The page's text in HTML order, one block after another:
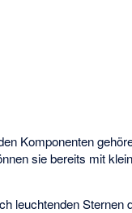
Komponenten
sie bereits mit
leuchtenden Sternen